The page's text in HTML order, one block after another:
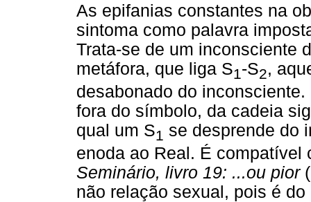
As epifanias constantes na
sintoma como palavra
Trata-se de um inconsciente
metáfora, que liga S1-S2,
desabonado do
fora do símbolo, da cadeia
qual um S1 se desprende do
enoda ao Real. É compatível
Seminário, livro 19: ...ou pior
não relação sexual, pois é